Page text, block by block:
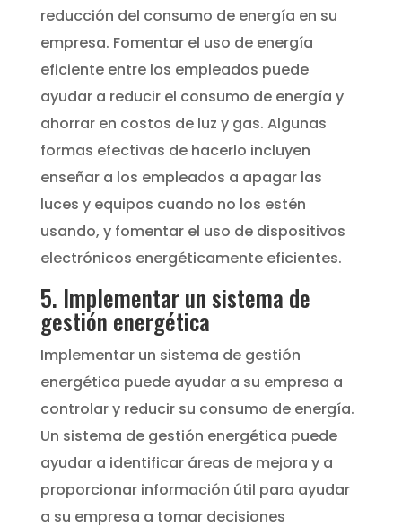
reducción del consumo de energía en su
empresa. Fomentar el uso de energía
eficiente entre los empleados puede
ayudar a reducir el consumo de energía y
ahorrar en costos de luz y gas. Algunas
formas efectivas de hacerlo incluyen
enseñar a los empleados a apagar las
luces y equipos cuando no los estén
usando, y fomentar el uso de dispositivos
electrónicos energéticamente eficientes.
5. Implementar un sistema de
gestión energética
Implementar un sistema de gestión
energética puede ayudar a su empresa a
controlar y reducir su consumo de energía.
Un sistema de gestión energética puede
ayudar a identificar áreas de mejora y a
proporcionar información útil para ayudar
a su empresa a tomar decisiones